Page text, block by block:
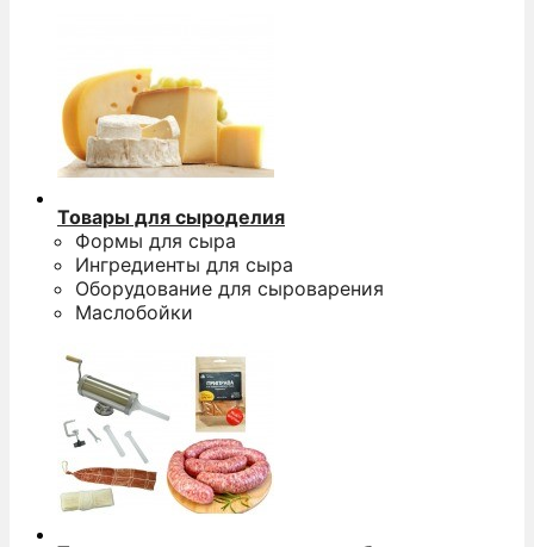
Товары для сыроделия
Формы для сыра
Ингредиенты для сыра
Оборудование для сыроварения
Маслобойки